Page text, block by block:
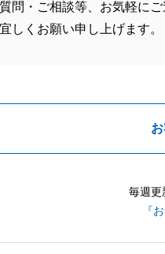
問・ご相談等、お気軽にご
しくお願い申し上げます。
毎週更
『